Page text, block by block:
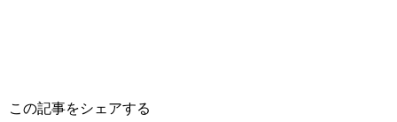
この記事をシェアする